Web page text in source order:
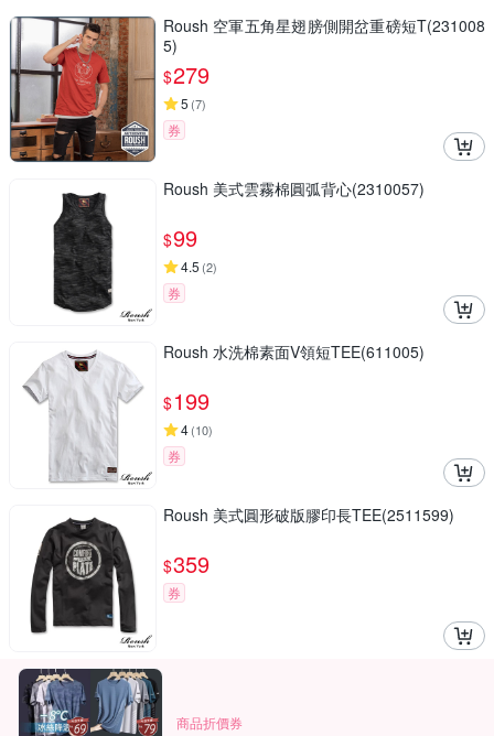
Roush 空軍五角星翅膀側開岔重磅短T(231008
5)
$279
5 (7)
券
Roush 美式雲霧棉圓弧背心(2310057)
$99
4.5 (2)
券
Roush 水洗棉素面V領短TEE(611005)
$199
4(10)
券
Roush 美式圓形破版膠印長TEE(2511599)
$359
券
商品折價券